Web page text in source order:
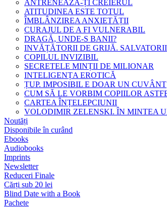
ANTRENEAZĂ-ȚI CREIERUL
ATITUDINEA ESTE TOTUL
ÎMBLÂNZIREA ANXIETĂȚII
CURAJUL DE A FI VULNERABIL
DRAGĂ, UNDE-S BANII?
INVĂȚĂTORII DE GRIJĂ. SALVATORII
COPILUL INVIZIBIL
SECRETELE MINȚII DE MILIONAR
INTELIGENȚA EROTICĂ
ȚUP. IMPOSIBIL E DOAR UN CUVÂNT
CUM SĂ LE VORBIM COPIILOR
CARTEA ÎNȚELEPCIUNII
VOLODIMIR ZELENSKI. ÎN MINTEA
Noutăți
Disponibile în curând
Ebooks
Audiobooks
Imprints
Newsletter
Reduceri Finale
Cărți sub 20 lei
Blind Date with a Book
Pachete